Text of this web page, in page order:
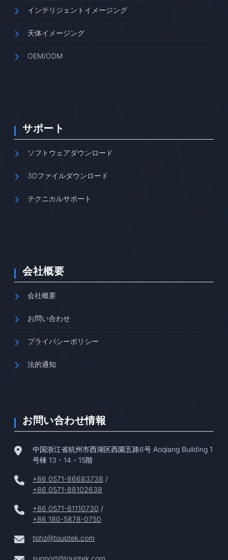
インテリジェントイメージング
天体イメージング
OEM/ODM
サポート
ソフトウェアダウンロード
3Dファイルダウンロード
テクニカルサポート
会社概要
会社概要
お問い合わせ
プライバシーポリシー
法的通知
お問い合わせ情報
中国浙江省杭州市西湖区西園五路6号 Aoqiang Building 1
号棟 13・14・15階
+86 0571-86683738 /
+86 0571-88102638
+86 0571-81110730 /
+86 180-5878-0750
tphz@touptek.com